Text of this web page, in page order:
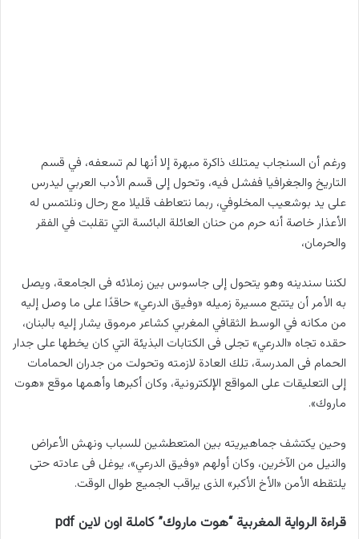
ورغم أن السنجاب يمتلك ذاكرة مبهرة إلا أنها لم تسعفه، في قسم
التاريخ والجغرافيا ففشل فيه، وتحول إلى قسم الأدب العربي ليدرس
على يد بوشعيب المخلوفي، ربما نتعاطف قليلا مع رحال ونلتمس له
الأعذار خاصة أنه حرم من حنان العائلة البائسة التي تقلبت في الفقر
والحرمان،
لكننا سندينه وهو يتحول إلى جاسوس بين زملائه فى الجامعة، ويصل
به الأمر أن يتتبع مسيرة زميله «وفيق الدرعي» حاقدًا على ما وصل إليه
من مكانه في الوسط الثقافي المغربي كشاعر مرموق يشار إليه بالبنان،
حقده تجاه «الدرعي» تجلى فى الكتابات البذيئة التي كان يخطها على جدار
الحمام فى المدرسة، تلك العادة لازمته وتحولت من جدران الحمامات
إلى التعليقات على المواقع الإلكترونية، وكان أكبرها وأهمها موقع «هوت
ماروك».
وحين يكتشف جماهيريته بين المتعطشين للسباب ونهش الأعراض
والنيل من الآخرين، وكان أولهم «وفيق الدرعي»، يوغل فى عادته حتى
يلتقطه الأمن «الأخ الأكبر» الذى يراقب الجميع طوال الوقت.
قراءة الرواية المغربية “هوت ماروك” كاملة اون لاين pdf